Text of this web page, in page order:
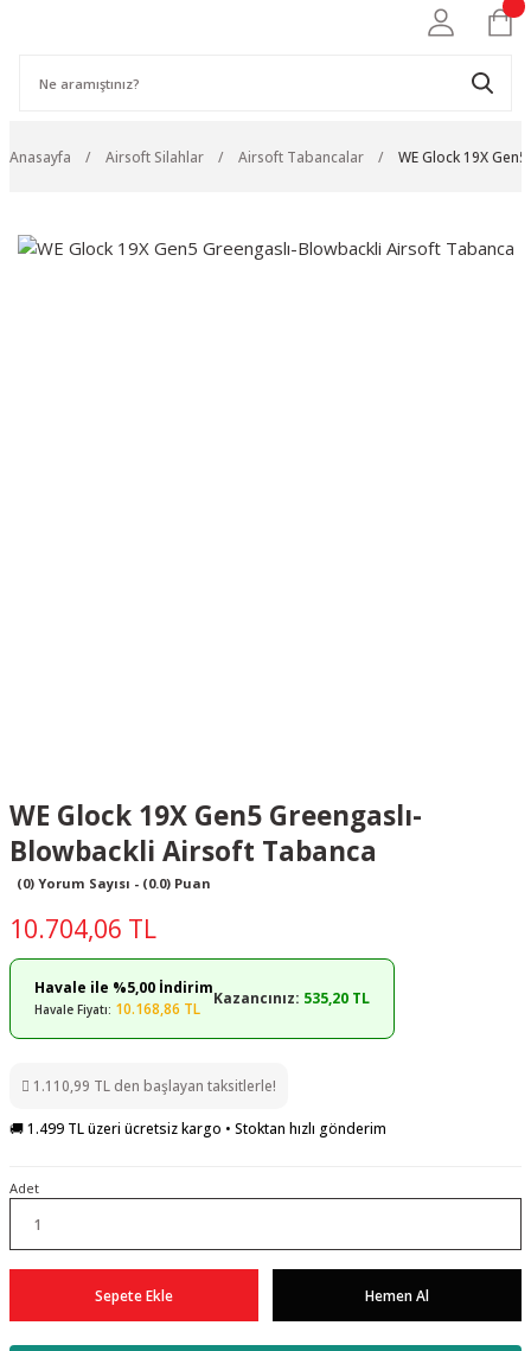
Anasayfa Airsoft Silahlar Airsoft Tabancalar WE Glock 19X
WE Glock 19X Gen5 Greengaslı-
Blowbackli Airsoft Tabanca
(0) Yorum Sayısı - (0.0) Puan
10.704,06 TL
Havale ile %5,00 İndirim
Havale Fiyatı: 10.168,86 TL
Kazancınız: 535,20 TL
1.110,99 TL den başlayan taksitlerle!
🚚 1.499 TL üzeri ücretsiz kargo • Stoktan hızlı gönderim
Adet
Sepete Ekle Hemen Al